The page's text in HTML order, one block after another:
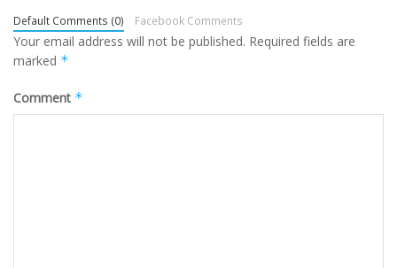
Default Comments (0) Facebook Comments
Your email address will not be published. Required fields are
marked *
Comment *